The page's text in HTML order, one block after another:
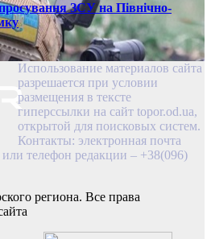
ЗСУ на Північно-
Использование материалов сайта
разрешается при условии
размещения в тексте
гиперссылки на сайт topor.od.ua,
открытой для поисковых систем.
Контакты: электронная почта
или телефон редакции – +38(096)
региона. Все права